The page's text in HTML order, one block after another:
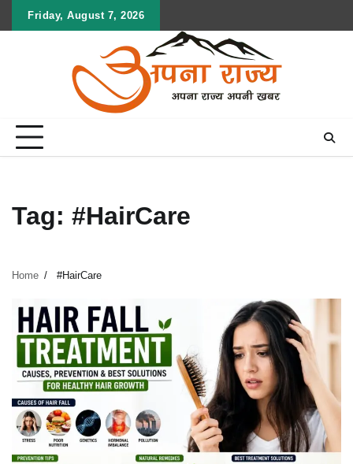
Friday, August 7, 2026
Tag: #HairCare
Home #HairCare